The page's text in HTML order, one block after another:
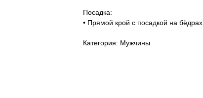
Посадка:
• Прямой крой с посадкой на бёдрах
Категория: Мужчины